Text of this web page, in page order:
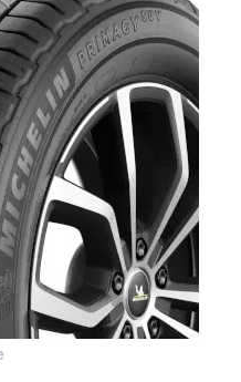
Primacy SUV: Đáng